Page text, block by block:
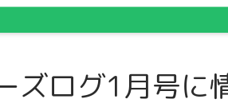
ズログ1月号に